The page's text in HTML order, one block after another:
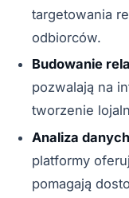
targetowania
odbiorców.
Budowanie
pozwalają na
tworzenie
Analiza
platformy
pomagają